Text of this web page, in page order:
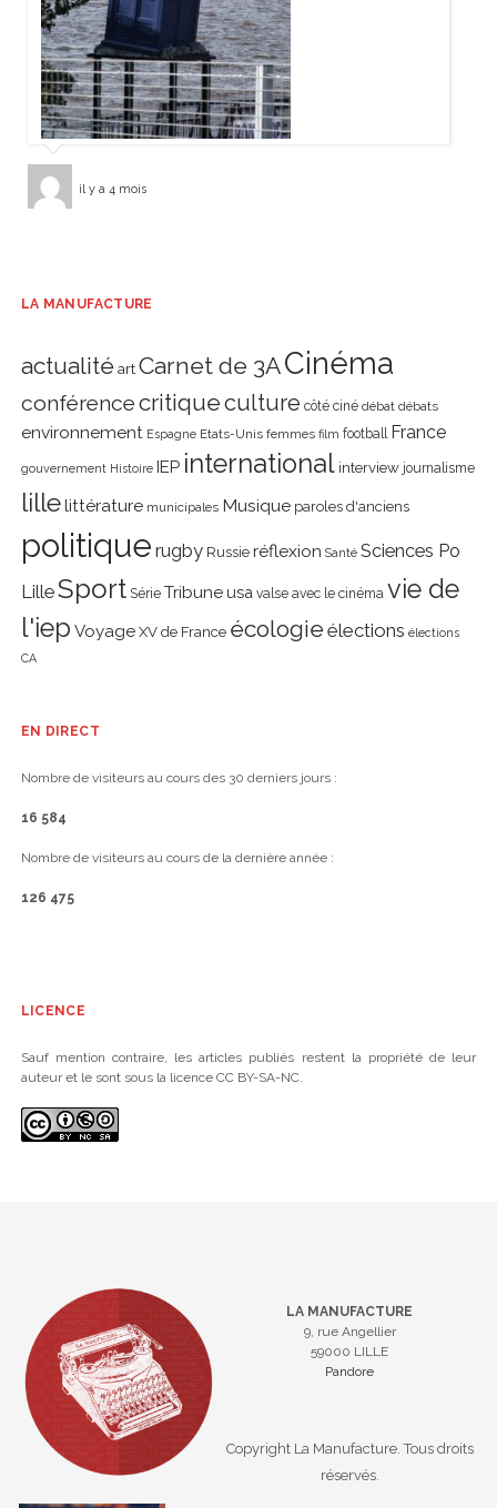
il y a 4 mois
LA MANUFACTURE
actualité art Carnet de 3ACinéma
conférencecritiqueculture côté ciné débat débats
environnement Espagne Etats-Unis femmes film football France
gouvernement Histoire IEP international interview journalisme
lillelittérature municipales Musique paroles d'anciens
politique rugby Russie réflexion Santé Sciences Po
LilleSport Série Tribune usa valse avec le cinéma vie de
l'iep Voyage XV de France écologie élections élections
CA
EN DIRECT
Nombre de visiteurs au cours des 30 derniers jours :
16 584
Nombre de visiteurs au cours de la dernière année :
126 475
LICENCE
Sauf mention contraire, les articles publiés restent la propriété de leur
auteur et le sont sous la licence CC BY-SA-NC.
LA MANUFACTURE
9, rue Angellier
59000 LILLE
Pandore
Copyright La Manufacture. Tous droits
réservés.